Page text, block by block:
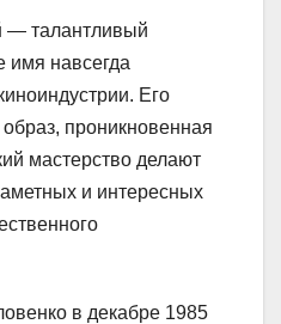
— талантливый
имя навсегда
Его
проникновенная
мастерство делают
и интересных
в декабре 1985